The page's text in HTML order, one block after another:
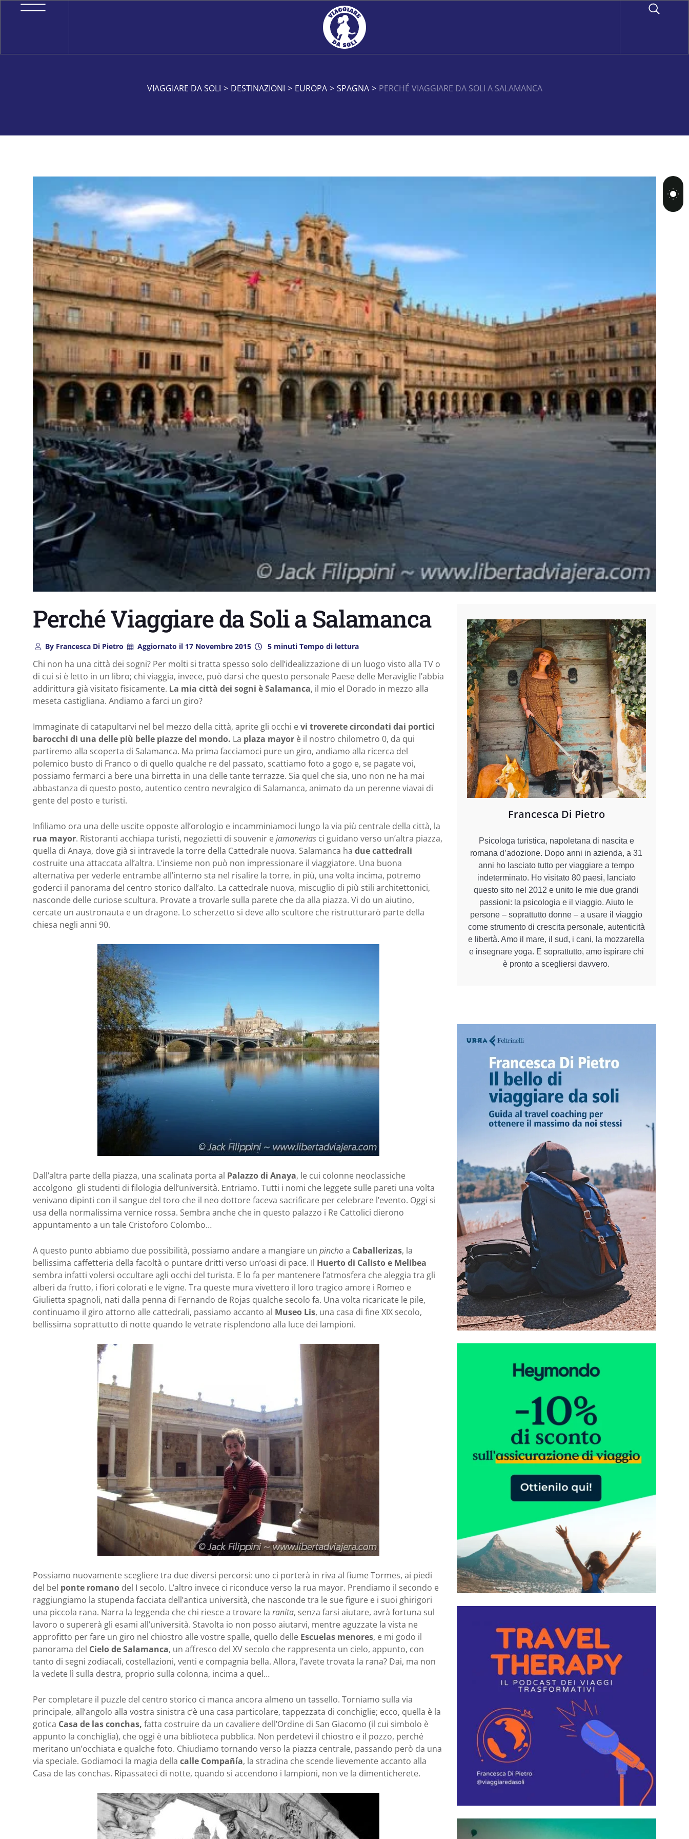
VIAGGIARE DA SOLI > DESTINAZIONI > EUROPA > SPAGNA > PERCHÉ VIAGGIARE DA SOLI A SALAMANCA
Perché Viaggiare da Soli a Salamanca
ByFrancesca Di Pietro Aggiornato il 17 Novembre 2015 5 minuti Tempo di lettura
Chi non ha una città dei sogni? Per molti si tratta spesso solo dell’idealizzazione di un luogo visto alla TV o
di cui si è letto in un libro; chi viaggia, invece, può darsi che questo personale Paese delle Meraviglie l’abbia
addirittura già visitato fisicamente. La mia città dei sogni è Salamanca, il mio el Dorado in mezzo alla
meseta castigliana. Andiamo a farci un giro?
Immaginate di catapultarvi nel bel mezzo della città, aprite gli occhi evi troverete circondati dai portici
barocchi di una delle più belle piazze del mondo. La plaza mayor è il nostro chilometro 0, da qui
partiremo alla scoperta di Salamanca. Ma prima facciamoci pure un giro, andiamo alla ricerca del
polemico busto di Franco o di quello qualche re del passato, scattiamo foto a gogo e, se pagate voi,
possiamo fermarci a bere una birretta in una delle tante terrazze. Sia quel che sia, uno non ne ha mai
abbastanza di questo posto, autentico centro nevralgico di Salamanca, animato da un perenne viavai di
gente del posto e turisti.
Infiliamo ora una delle uscite opposte all’orologio e incamminiamoci lungo la via più centrale della città, la
rua mayor. Ristoranti acchiapa turisti, negozietti di souvenir ejamonerias ci guidano verso un’altra piazza,
quella di Anaya, dove già si intravede la torre della Cattedrale nuova. Salamanca ha due cattedrali
costruite una attaccata all’altra. L’insieme non può non impressionare il viaggiatore. Una buona
alternativa per vederle entrambe all’interno sta nel risalire la torre, in più, una volta incima, potremo
goderci il panorama del centro storico dall’alto. La cattedrale nuova, miscuglio di più stili architettonici,
nasconde delle curiose scultura. Provate a trovarle sulla parete che da alla piazza. Vi do un aiutino,
cercate un austronauta e un dragone. Lo scherzetto si deve allo scultore che ristrutturarò parte della
chiesa negli anni 90.
Dall’altra parte della piazza, una scalinata porta al Palazzo di Anaya, le cui colonne neoclassiche
accolgono gli studenti di filologia dell’università. Entriamo. Tutti i nomi che leggete sulle pareti una volta
venivano dipinti con il sangue del toro che il neo dottore faceva sacrificare per celebrare l’evento. Oggi si
usa della normalissima vernice rossa. Sembra anche che in questo palazzo i Re Cattolici dierono
appuntamento a un tale Cristoforo Colombo…
A questo punto abbiamo due possibilità, possiamo andare a mangiare un pinchoa Caballerizas, la
bellissima caffetteria della facoltà o puntare dritti verso un’oasi di pace. Il Huerto di Calisto e Melibea
sembra infatti volersi occultare agli occhi del turista. E lo fa per mantenere l’atmosfera che aleggia tra gli
alberi da frutto, i fiori colorati e le vigne. Tra queste mura vivettero il loro tragico amore i Romeo e
Giulietta spagnoli, nati dalla penna di Fernando de Rojas qualche secolo fa. Una volta ricaricate le pile,
continuamo il giro attorno alle cattedrali, passiamo accanto al Museo Lis, una casa di fine XIX secolo,
bellissima soprattutto di notte quando le vetrate risplendono alla luce dei lampioni.
Possiamo nuovamente scegliere tra due diversi percorsi: uno ci porterà in riva al fiume Tormes, ai piedi
del bel ponte romano del I secolo. L’altro invece ci riconduce verso la rua mayor. Prendiamo il secondo e
raggiungiamo la stupenda facciata dell’antica università, che nasconde tra le sue figure e i suoi ghirigori
una piccola rana. Narra la leggenda che chi riesce a trovare la ranita, senza farsi aiutare, avrà fortuna sul
lavoro o supererà gli esami all’università. Stavolta io non posso aiutarvi, mentre aguzzate la vista ne
approfitto per fare un giro nel chiostro alle vostre spalle, quello delle Escuelas menores, e mi godo il
panorama del Cielo de Salamanca, un affresco del XV secolo che rappresenta un cielo, appunto, con
tanto di segni zodiacali, costellazioni, venti e compagnia bella. Allora, l’avete trovata la rana? Dai, ma non
la vedete lì sulla destra, proprio sulla colonna, incima a quel…
Per completare il puzzle del centro storico ci manca ancora almeno un tassello. Torniamo sulla via
principale, all’angolo alla vostra sinistra c’è una casa particolare, tappezzata di conchiglie; ecco, quella è la
gotica Casa de las conchas, fatta costruire da un cavaliere dell’Ordine di San Giacomo (il cui simbolo è
appunto la conchiglia), che oggi è una biblioteca pubblica. Non perdetevi il chiostro e il pozzo, perché
meritano un’occhiata e qualche foto. Chiudiamo tornando verso la piazza centrale, passando però da una
via speciale. Godiamoci la magia della calle Compañía, la stradina che scende lievemente accanto alla
Casa de las conchas. Ripassateci di notte, quando si accendono i lampioni, non ve la dimenticherete.
Francesca Di Pietro
Psicologa turistica, napoletana di nascita e
romana d’adozione. Dopo anni in azienda, a 31
anni ho lasciato tutto per viaggiare a tempo
indeterminato. Ho visitato 80 paesi, lanciato
questo sito nel 2012 e unito le mie due grandi
passioni: la psicologia e il viaggio. Aiuto le
persone – soprattutto donne – a usare il viaggio
come strumento di crescita personale, autenticità
e libertà. Amo il mare, il sud, i cani, la mozzarella
e insegnare yoga. E soprattutto, amo ispirare chi
è pronto a scegliersi davvero.